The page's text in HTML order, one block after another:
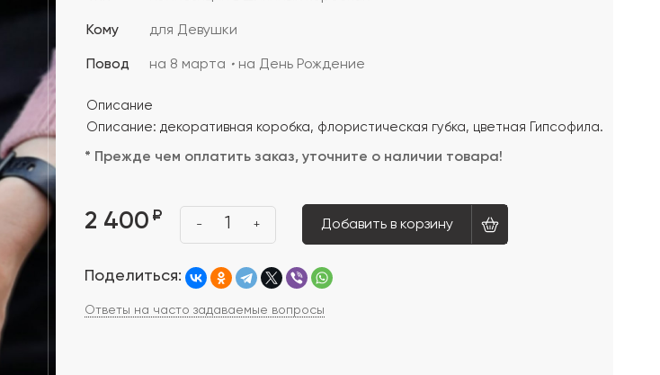
Кому для Девушки
Повод на 8 марта на День Рождение
Описание
Описание: декоративная коробка, флористическая губка, цветная Гипсофила.
* Прежде чем оплатить заказ, уточните о наличии товара!
2 400 ₽
- 1 + Добавить в корзину
Поделиться:
Ответы на часто задаваемые вопросы